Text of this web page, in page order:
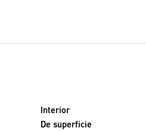
Interior
De superficie